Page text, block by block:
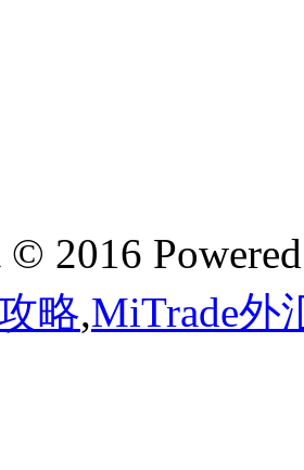
© 2016
略,MiTrade外